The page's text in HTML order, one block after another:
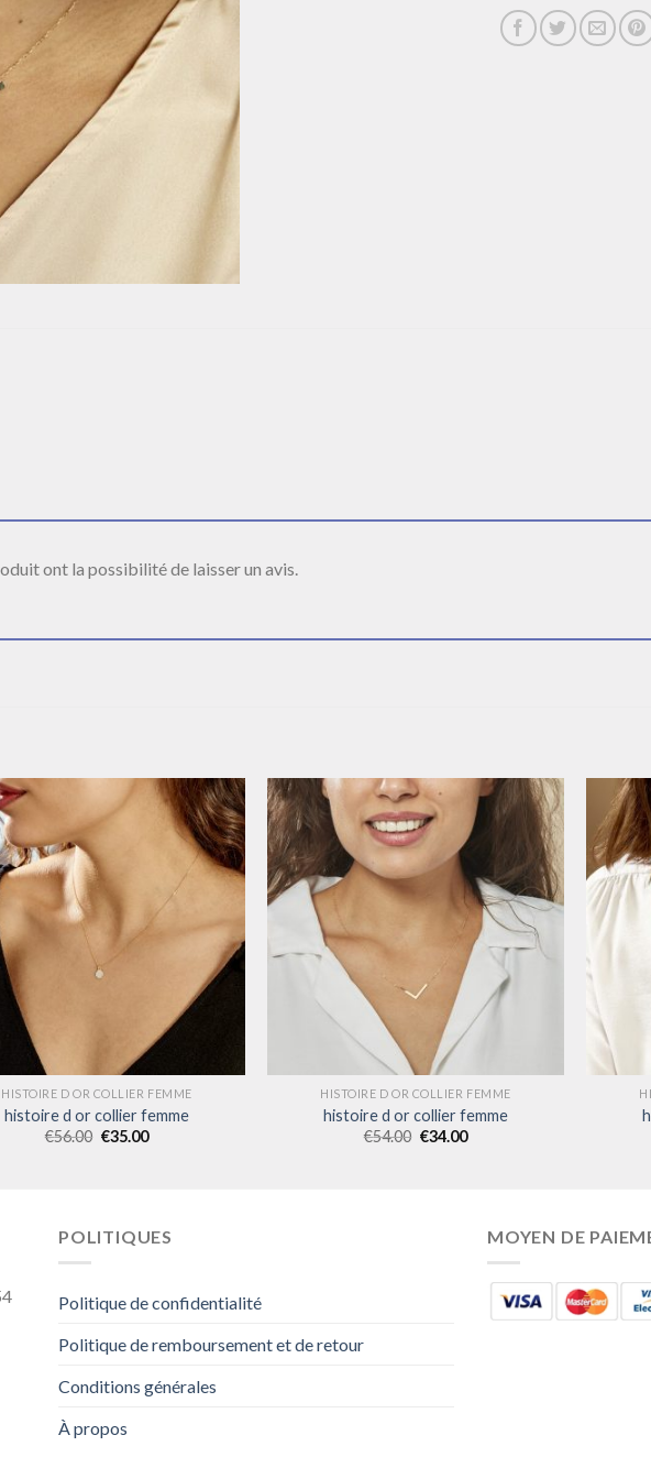
ont la possibilité de laisser un avis.
HISTOIRE D OR COLLIER FEMME
histoire d or collier femme
€56.00 €35.00
HISTOIRE D OR COLLIER FEMME
histoire d or collier femme
€54.00 €34.00
POLITIQUES
Politique de confidentialité
Politique de remboursement et de retour
Conditions générales
À propos
MOYEN DE